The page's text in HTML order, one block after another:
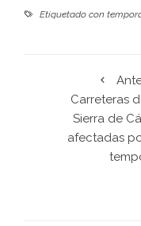
Etiquetado con
Carreteras
Sierra de
afectadas